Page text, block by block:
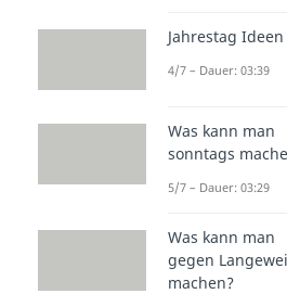
Jahrestag Ideen
4/7 – Dauer: 03:39
Was kann man
sonntags
5/7 – Dauer: 03:29
Was kann man
gegen
machen?